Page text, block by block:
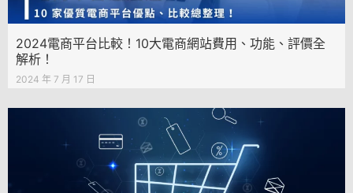
2024電商平台比較！10大電商網站費用、功能、評價全
解析！
2024 年 7 月 17 日